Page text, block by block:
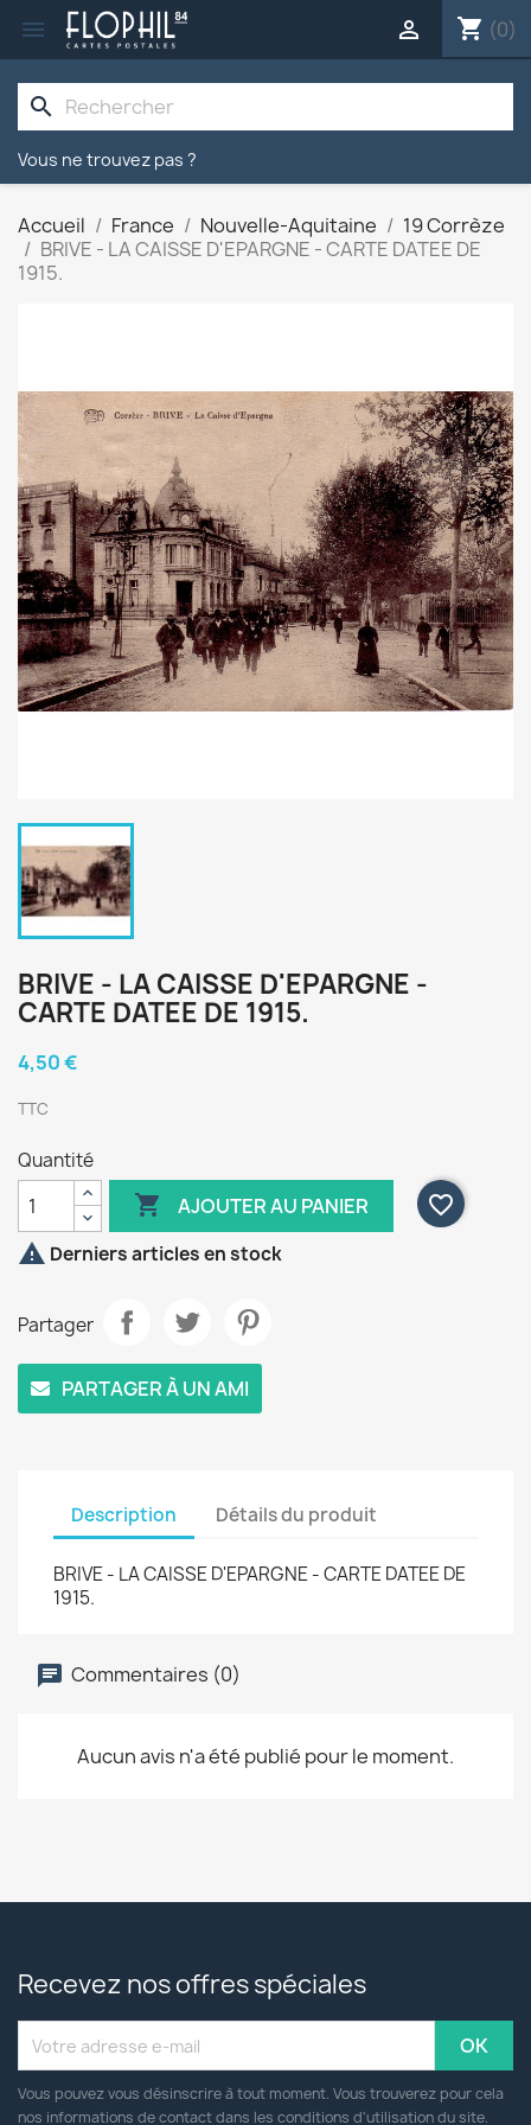
 shopping_cart (0)

search
Vous ne trouvez pas ?
Accueil France Nouvelle-Aquitaine
19 Corrèze
BRIVE - LA CAISSE D'EPARGNE - CARTE DATEE DE
1915.
BRIVE - LA CAISSE D'EPARGNE -
CARTE DATEE DE 1915.
4,50 €
TTC
Quantité
 AJOUTER AU PANIER
favorite_border
 Derniers articles en stock
Partager
PARTAGER À UN AMI
Description Détails du produit
BRIVE - LA CAISSE D'EPARGNE - CARTE DATEE DE
1915.
Commentaires (0)
Aucun avis n'a été publié pour le moment.
Recevez nos offres spéciales
Vous pouvez vous désinscrire à tout moment. Vous trouverez pour cela
nos informations de contact dans les conditions d'utilisation du site.